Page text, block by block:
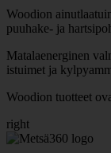
Woodion
puuhake- ja
Matalaenerginen
istuimet ja
Woodion tuotteet
right